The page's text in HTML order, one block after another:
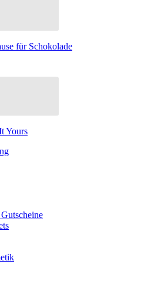
für Schokolade
Yours